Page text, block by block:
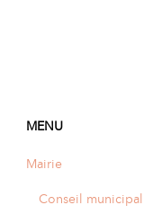
MENU
Mairie
Conseil municipal